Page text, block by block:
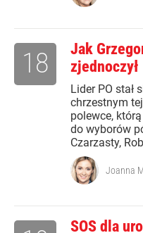
Jak
zjednoczył
Lider PO stał
chrzestnym
polewce,
do wyborów
Czarzasty,
18
Joanna
SOS dla